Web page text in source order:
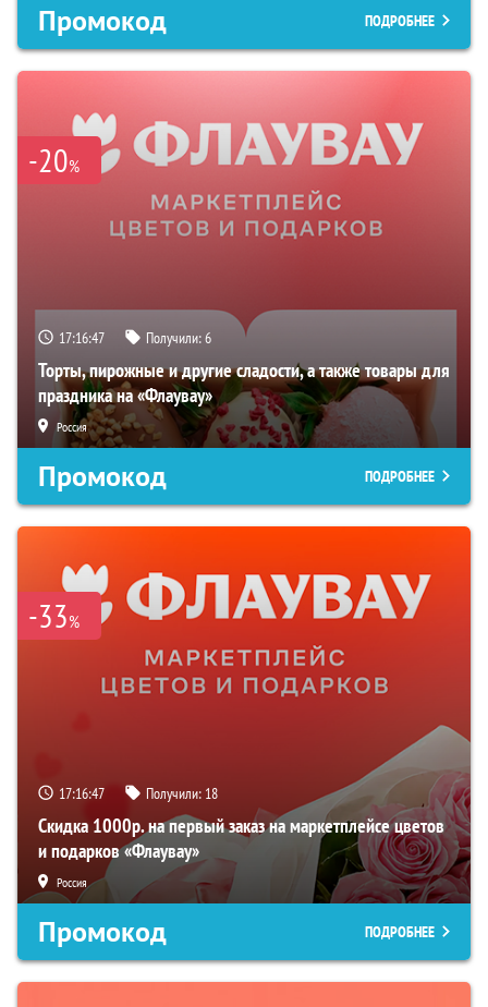
Промокод ПОДРОБНЕЕ
-20%
17:16:46 Получили:6
Торты, пирожные и другие сладости, а также товары для
праздника на «Флаувау»
Россия
Промокод ПОДРОБНЕЕ
-33%
17:16:46 Получили: 18
Скидка 1000р. на первый заказ на маркетплейсе цветов
и подарков «Флаувау»
Россия
Промокод ПОДРОБНЕЕ